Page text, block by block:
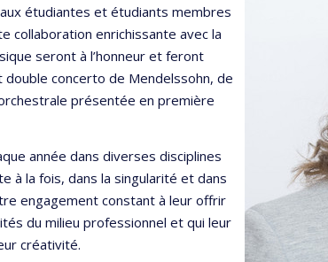
étudiantes et étudiants membres
collaboration enrichissante avec la
seront à l’honneur et feront
double concerto de Mendelssohn, de
présentée en première
année dans diverses disciplines
à la fois, dans la singularité et dans
engagement constant à leur offrir
du milieu professionnel et qui leur
créativité.